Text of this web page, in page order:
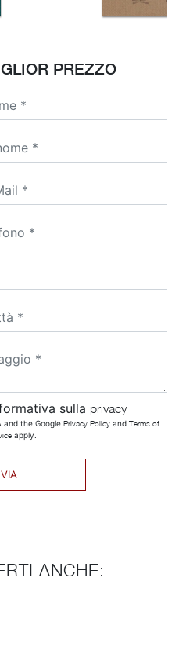
PREZZO
sulla privacy
and the Google Privacy Policyand Terms of
apply.
ANCHE: